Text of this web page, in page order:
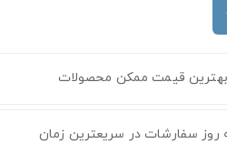
بهترین قیمت ممکن محصولات
روز سفارشات در سریعترین زمان